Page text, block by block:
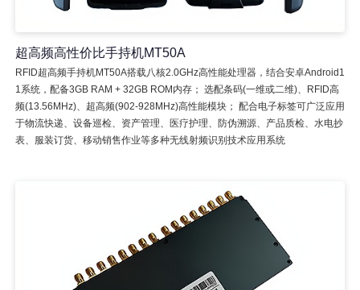
超高频高性价比手持机MT50A
RFID超高频手持机MT50A搭载八核2.0GHz高性能处理器，结合安卓Android1
1系统，配备3GB RAM + 32GB ROM内存； 选配条码(一维或二维)、RFID高
频(13.56MHz)、超高频(902-928MHz)高性能模块； 配合电子标签可广泛应用
于物流快递、设备巡检、资产管理、医疗护理、防伪溯源、产品质检、水电抄
表、服装订货、移动销售作业等多种无线射频识别技术应用系统